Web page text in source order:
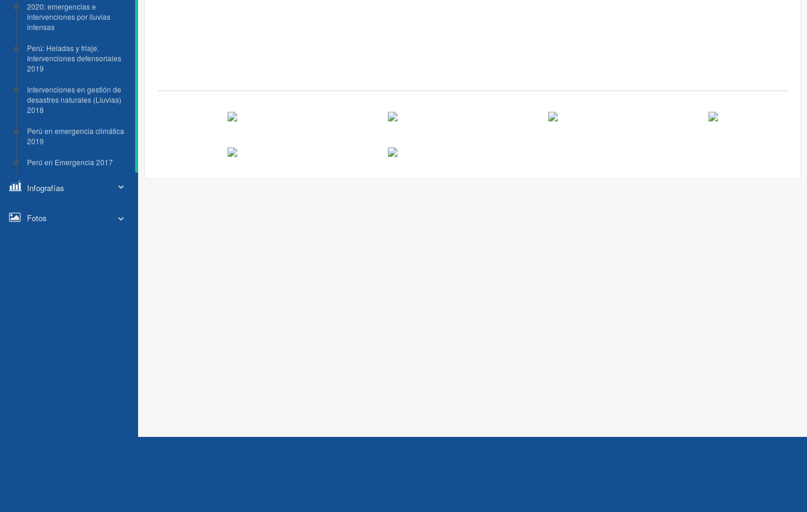
2020: emergencias e
intervenciones por lluvias
intensas
Perú: Heladas y friaje.
Intervenciones defensoriales
2019
Intervenciones en gestión de
desastres naturales (Lluvias)
2018
Perú en emergencia climática
2019
Perú en Emergencia 2017
Infografías
Fotos